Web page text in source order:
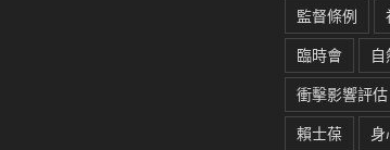
監督條例
臨時會
衝擊影響評估
賴士葆
身